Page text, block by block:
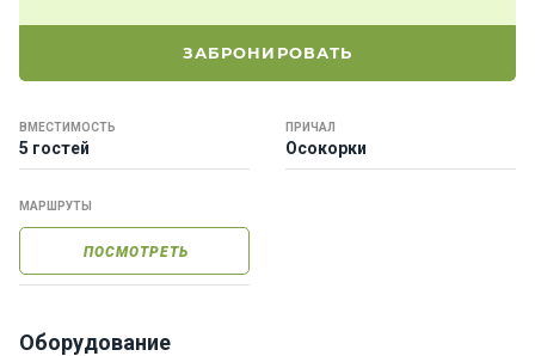
ЗАБРОНИРОВАТЬ
ВМЕСТИМОСТЬ
5 гостей
ПРИЧАЛ
Осокорки
МАРШРУТЫ
ПОСМОТРЕТЬ
Оборудование
т
е
р